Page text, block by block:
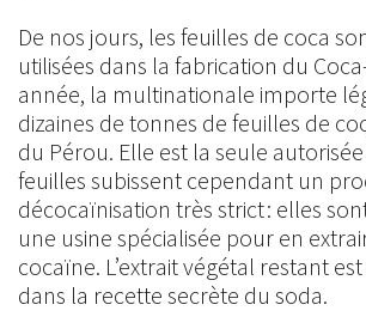
De nos jours, les feuilles de coca
utilisées dans la fabrication du
année, la multinationale importe
dizaines de tonnes de feuilles de
du Pérou. Elle est la seule autorisée
feuilles subissent cependant un
décocaïnisation très strict : elles
une usine spécialisée pour en
cocaïne. L’extrait végétal restant
dans la recette secrète du soda.